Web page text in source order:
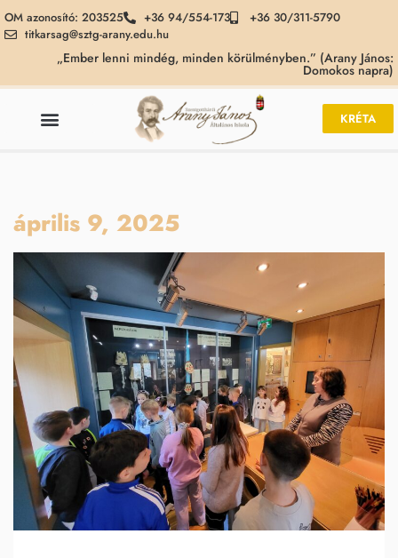
OM azonosító: 203525 +36 94/554-173
+36 30/311-5790
titkarsag@sztg-arany.edu.hu
„Ember lenni mindég, minden körülményben.” (Arany János:
Domokos napra)
KRÉTA
április 9, 2025